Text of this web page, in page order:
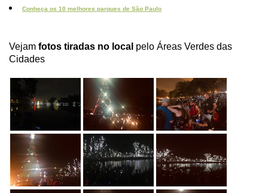
Conheça os 10 melhores parques de São Paulo
Vejam fotos tiradas no local pelo Áreas Verdes das
Cidades